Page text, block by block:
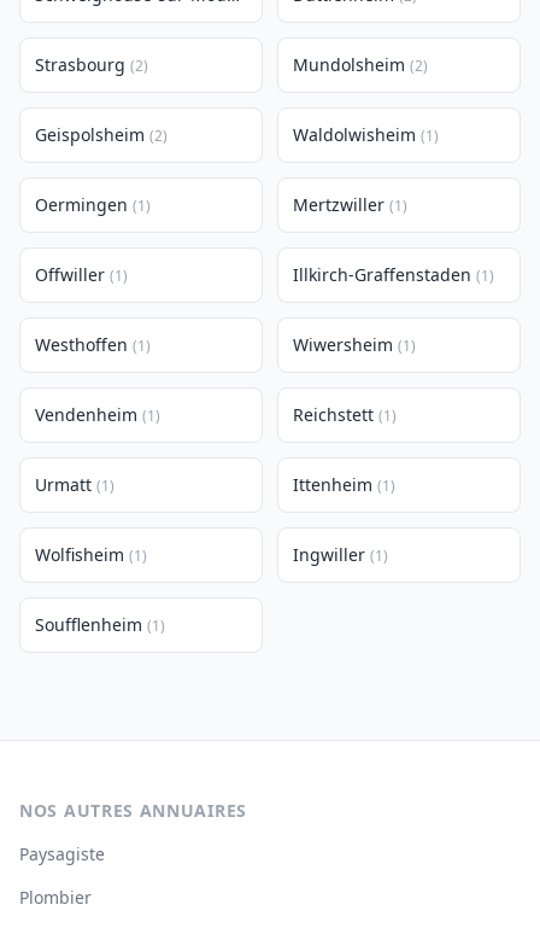
Strasbourg (2) Mundolsheim (2)
Geispolsheim (2) Waldolwisheim (1)
Oermingen (1) Mertzwiller (1)
Offwiller (1) Illkirch-Graffenstaden (1)
Westhoffen (1) Wiwersheim (1)
Vendenheim (1) Reichstett (1)
Urmatt (1) Ittenheim (1)
Wolfisheim (1) Ingwiller (1)
Soufflenheim (1)
NOS AUTRES ANNUAIRES
Paysagiste
Plombier